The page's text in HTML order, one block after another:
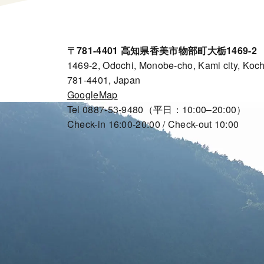
〒781-4401 高知県香美市物部町大栃1469-2
1469-2, Odochi, Monobe-cho, Kami city,
781-4401, Japan
GoogleMap
Tel 0887-53-9480（平日：10:00–20:00）
Check-in 16:00-20:00 / Check-out 10:00